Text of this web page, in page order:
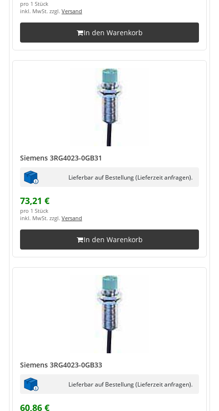
pro 1 Stück
inkl. MwSt. zzgl. Versand
In den Warenkorb
Siemens 3RG4023-0GB31
Lieferbar auf Bestellung (Lieferzeit anfragen).
73,21 €
pro 1 Stück
inkl. MwSt. zzgl. Versand
In den Warenkorb
Siemens 3RG4023-0GB33
Lieferbar auf Bestellung (Lieferzeit anfragen).
60,86 €